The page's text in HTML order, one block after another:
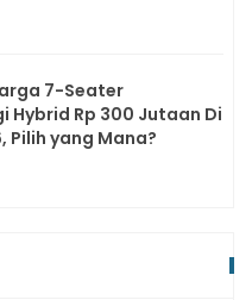
7-Seater
Hybrid Rp 300 Jutaan Di
Pilih yang Mana?